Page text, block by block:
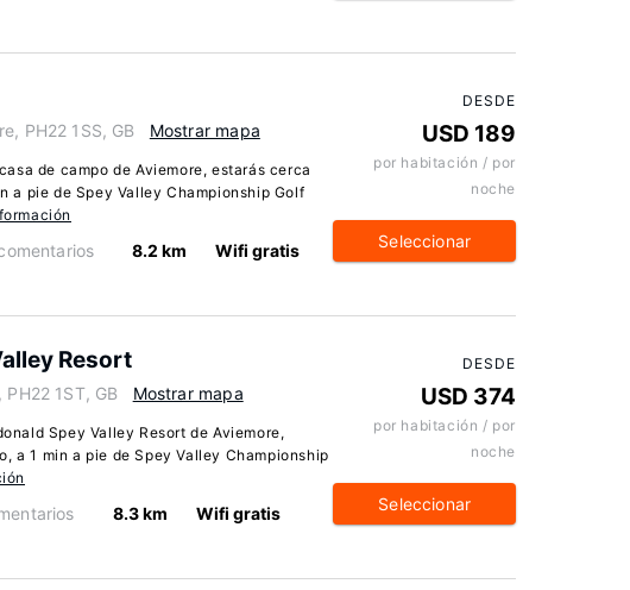
PH22 1SS, GB Mostrar mapa
de campo de Aviemore, estarás cerca
a pie de Spey Valley Championship Golf
8.2 km Wifi gratis
DESDE
USD 189
por habitación / por
noche
Seleccionar
Resort
1ST, GB Mostrar mapa
Spey Valley Resort de Aviemore,
a 1 min a pie de Spey Valley Championship
8.3 km Wifi gratis
DESDE
USD 374
por habitación / por
noche
Seleccionar